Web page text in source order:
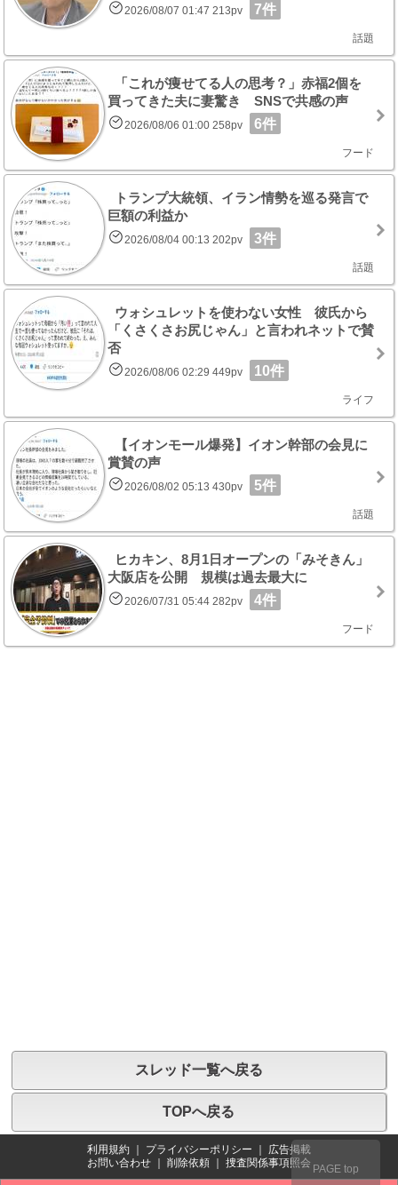
2026/08/07 01:47 213pv 7件
話題
「これが痩せてる人の思考？」赤福2個を
買ってきた夫に妻驚き SNSで共感の声
2026/08/06 01:00 258pv 6件
フード
トランプ大統領、イラン情勢を巡る発言で
巨額の利益か
2026/08/04 00:13 202pv 3件
話題
ウォシュレットを使わない女性 彼氏から
「くさくさお尻じゃん」と言われネットで賛
否
2026/08/06 02:29 449pv 10件
ライフ
【イオンモール爆発】イオン幹部の会見に
賞賛の声
2026/08/02 05:13 430pv 5件
話題
ヒカキン、8月1日オープンの「みそきん」
大阪店を公開 規模は過去最大に
2026/07/31 05:44 282pv 4件
フード
スレッド一覧へ戻る
TOPへ戻る
利用規約 ｜ プライバシーポリシー ｜ 広告掲載
お問い合わせ ｜ 削除依頼 ｜ 捜査関係事項照会
PAGE top